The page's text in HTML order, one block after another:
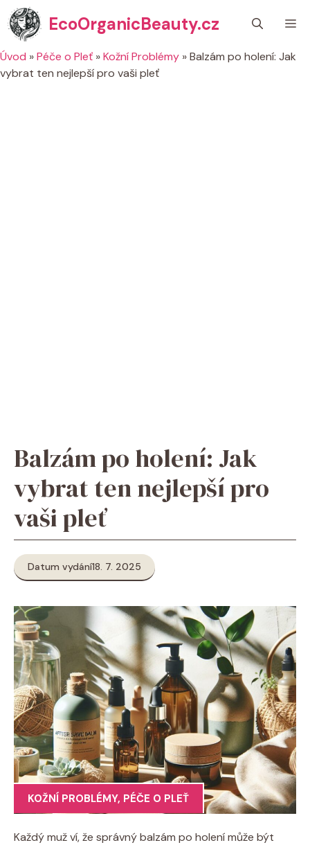
Přeskočit
na
obsah
EcoOrganicBeauty.cz
Úvod »Péče o Pleť »Kožní Problémy »Balzám po holení: Jak
vybrat ten nejlepší pro vaši pleť
Balzám po holení: Jak
vybrat ten nejlepší pro
vaši pleť
Datum vydání18. 7. 2025
KOŽNÍ PROBLÉMY, PÉČE O PLEŤ
Každý muž ví, že správný balzám po holení může být